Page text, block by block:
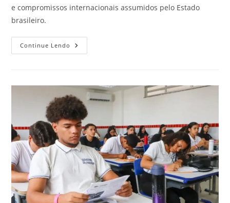
e compromissos internacionais assumidos pelo Estado
brasileiro.
Continue Lendo